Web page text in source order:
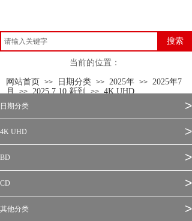
搜索
当前的位置：
网站首页 >> 日期分类 >> 2025年 >> 2025年7
月 >> 2025.7.10 新到 >> 4K UHD
日期分类 >
4K UHD >
BD >
CD >
其他分类 >